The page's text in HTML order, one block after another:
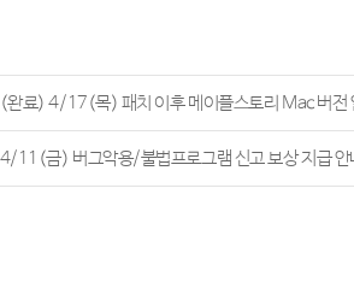
(완료) 4/17(목) 패치 이후 메이플스토리 Mac 버전
4/11(금) 버그악용/불법프로그램 신고 보상 지급 안